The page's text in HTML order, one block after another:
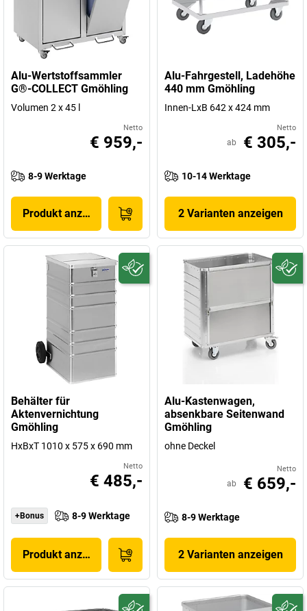
Alu-Wertstoffsammler
G®-COLLECT Gmöhling
Volumen 2 x 45 l
Netto
€ 959,-
8-9 Werktage
Produkt anzeigen
Alu-Fahrgestell, Ladehöhe
440 mm Gmöhling
Innen-LxB 642 x 424 mm
Netto
ab € 305,-
10-14 Werktage
2 Varianten anzeigen
Behälter für
Aktenvernichtung
Gmöhling
HxBxT 1010 x 575 x 690 mm
Netto
€ 485,-
+Bonus 8-9 Werktage
Produkt anzeigen
Alu-Kastenwagen,
absenkbare Seitenwand
Gmöhling
ohne Deckel
Netto
ab € 659,-
8-9 Werktage
2 Varianten anzeigen